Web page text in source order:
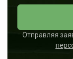
Отправляя